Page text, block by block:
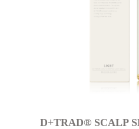
D+TRAD® SCALP